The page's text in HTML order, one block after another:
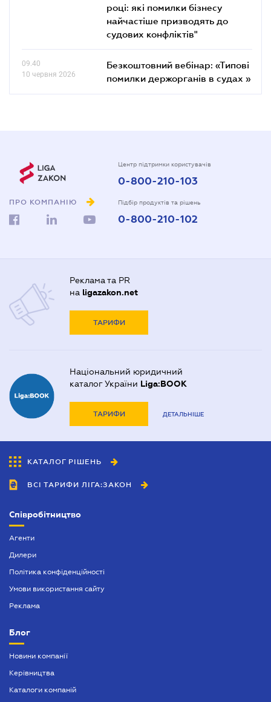
році: які помилки бізнесу
найчастіше призводять до
судових конфліктів"
09.40
10 червня 2026
Безкоштовний вебінар: «Типові
помилки держорганів в судах »
ПРО КОМПАНІЮ
Центр підтримки користувачів
0-800-210-103
Підбір продуктів та рішень
0-800-210-102
Реклама та PR
на ligazakon.net
ТАРИФИ
Національний юридичний
каталог України Liga:BOOK
ТАРИФИ ДЕТАЛЬНІШЕ
КАТАЛОГ РІШЕНЬ
ВСІ ТАРИФИ ЛІГА:ЗАКОН
Співробітництво
Агенти
Дилери
Політика конфіденційності
Умови використання сайту
Реклама
Блог
Новини компанії
Керівництва
Каталоги компаній